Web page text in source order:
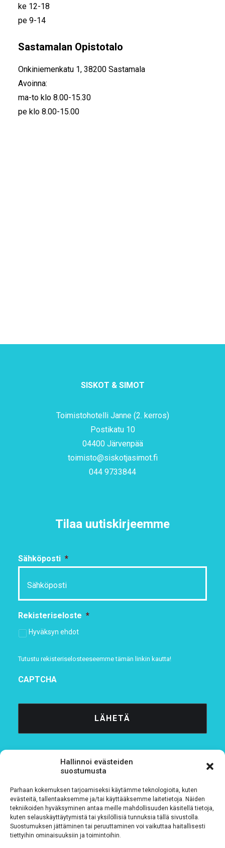
Hallinnoi evästeiden
suostumusta
Parhaan kokemuksen tarjoamiseksi käytämme teknologioita, kuten
evästeitä, tallentaaksemme ja/tai käyttääksemme laitetietoja. Näiden
tekniikoiden hyväksyminen antaa meille mahdollisuuden käsitellä tietoja,
kuten selauskäyttäytymistä tai yksilöllisiä tunnuksia tällä sivustolla.
Suostumuksen jättäminen tai peruuttaminen voi vaikuttaa haitallisesti
tiettyihin ominaisuuksiin ja toimintoihin.
ke 12-18
pe 9-14
Sastamalan Opistotalo
Onkiniemenkatu 1, 38200 Sastamala
Avoinna:
ma-to klo 8.00-15.30
pe klo 8.00-15.00
SISKOT & SIMOT
Toimistohotelli Janne (2. kerros)
Postikatu 10
04400 Järvenpää
toimisto@siskotjasimot.fi
044 9733844
Tilaa uutiskirjeemme
Sähköposti *
Rekisteriseloste *
Hyväksyn ehdot
Tutustu rekisteriselosteeseemmetämän linkin kautta!
CAPTCHA
Tietosuojaseloste
Verkkolaskutustiedot